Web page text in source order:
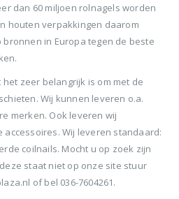
dan 60 miljoen rolnagels worden
houten verpakkingen daarom
in Europa tegen de beste
zeer belangrijk is om met de
Wij kunnen leveren o.a.
merken. Ook leveren wij
Wij leveren standaard:
coilnails. Mocht u op zoek zijn
staat niet op onze site stuur
of bel 036-7604261.